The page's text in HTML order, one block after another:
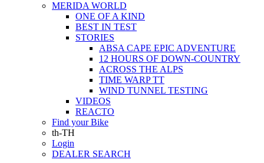
MERIDA WORLD
ONE OF A KIND
BEST IN TEST
STORIES
ABSA CAPE EPIC ADVENTURE
12 HOURS OF DOWN-COUNTRY
ACROSS THE ALPS
TIME WARP TT
WIND TUNNEL TESTING
VIDEOS
REACTO
Find your Bike
th-TH
Login
DEALER SEARCH